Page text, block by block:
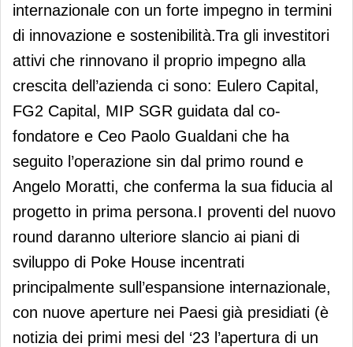
internazionale con un forte impegno in termini
di innovazione e sostenibilità.Tra gli investitori
attivi che rinnovano il proprio impegno alla
crescita dell’azienda ci sono: Eulero Capital,
FG2 Capital, MIP SGR guidata dal co-
fondatore e Ceo Paolo Gualdani che ha
seguito l’operazione sin dal primo round e
Angelo Moratti, che conferma la sua fiducia al
progetto in prima persona.I proventi del nuovo
round daranno ulteriore slancio ai piani di
sviluppo di Poke House incentrati
principalmente sull’espansione internazionale,
con nuove aperture nei Paesi già presidiati (è
notizia dei primi mesi del ‘23 l’apertura di un